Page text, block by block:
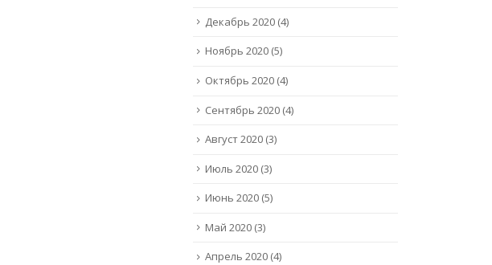
Декабрь 2020 (4)
Ноябрь 2020 (5)
Октябрь 2020 (4)
Сентябрь 2020 (4)
Август 2020 (3)
Июль 2020 (3)
Июнь 2020 (5)
Май 2020 (3)
Апрель 2020 (4)